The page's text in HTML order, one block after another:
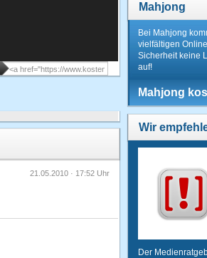
21.05.2010 · 17:52 Uhr
Mahjong
Bei Mahjong
vielfältigen
Sicherheit keine
auf!
Mahjong
Wir
Der